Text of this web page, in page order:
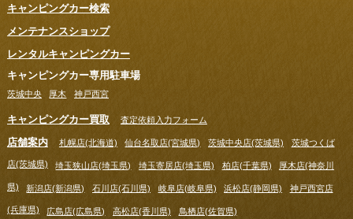
キャンピングカー検索
メンテナンスショップ
レンタルキャンピングカー
キャンピングカー専用駐車場
茨城中央 厚木 神戸西宮
キャンピングカー買取 査定依頼入力フォーム
店舗案内 札幌店(北海道) 仙台名取店(宮城県) 茨城中央店(茨城県) 茨城つくば
店(茨城県) 埼玉狭山店(埼玉県) 埼玉寄居店(埼玉県) 柏店(千葉県) 厚木店(神奈川
県) 新潟店(新潟県) 石川店(石川県) 岐阜店(岐阜県) 浜松店(静岡県) 神戸西宮店
(兵庫県) 広島店(広島県) 高松店(香川県) 鳥栖店(佐賀県)